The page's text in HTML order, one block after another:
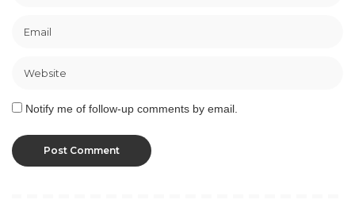
Notify me of follow-up comments by email.